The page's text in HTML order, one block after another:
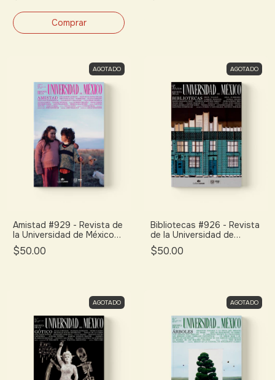
AGOTADO
Amistad #929 - Revista de
la Universidad de México
(febrero 2026)
$50.00
AGOTADO
Bibliotecas #926 - Revista
de la Universidad de
México (noviembre 2025)
$50.00
AGOTADO AGOTADO